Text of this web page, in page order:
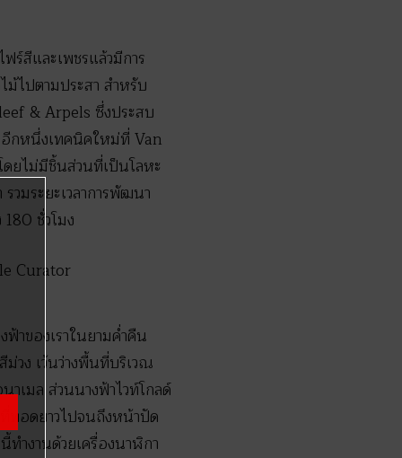
ร์สีและเพชรแล้วมีการ
ม้ไปตามประสา สำหรับ
& Arpels ซึ่งประสบ
อีกหนึ่งเทคนิคใหม่ที่ Van
ยไม่มีชิ้นส่วนที่เป็นโลหะ
มระยะเวลาการพัฒนา
ชั่วโมง
าของเราในยามค่ำคืน
วง เว้นว่างพื้นที่บริเวณ
เมล ส่วนนางฟ้าไวท์โกลด์
ทอดยาวไปจนถึงหน้าปัด
ทำงานด้วยเครื่องนาฬิกา